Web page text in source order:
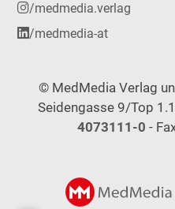
/medmedia.verlag
/medmedia-at
© MedMedia Verlag
Seidengasse 9/Top
4073111-0 -